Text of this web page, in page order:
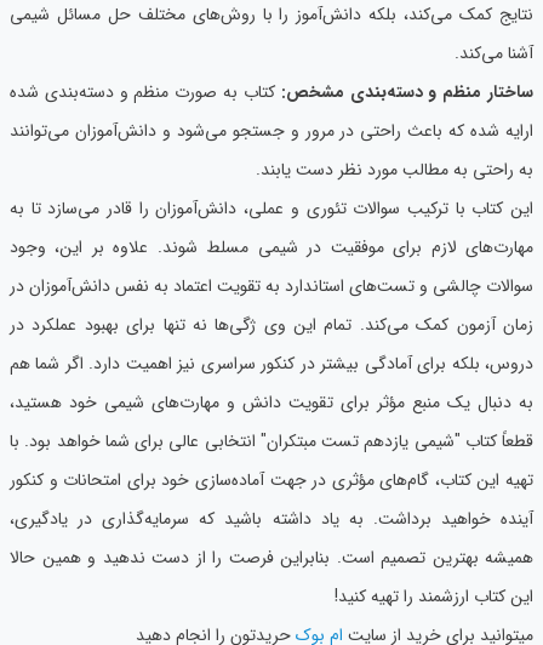
نتایج کمک می‌کند، بلکه دانش‌آموز را با روش‌های مختلف حل مسائل شیمی
آشنا می‌کند.
ساختار منظم و دسته‌بندی مشخص: کتاب به صورت منظم و دسته‌بندی شده
ارایه شده که باعث راحتی در مرور و جستجو می‌شود و دانش‌آموزان می‌توانند
به راحتی به مطالب مورد نظر دست یابند.
این کتاب با ترکیب سوالات تئوری و عملی، دانش‌آموزان را قادر می‌سازد تا به
مهارت‌های لازم برای موفقیت در شیمی مسلط شوند. علاوه بر این، وجود
سوالات چالشی و تست‌های استاندارد به تقویت اعتماد به نفس دانش‌آموزان در
زمان آزمون کمک می‌کند. تمام این وی ژگی‌ها نه تنها برای بهبود عملکرد در
دروس، بلکه برای آمادگی بیشتر در کنکور سراسری نیز اهمیت دارد. اگر شما هم
به دنبال یک منبع مؤثر برای تقویت دانش و مهارت‌های شیمی خود هستید،
قطعاً کتاب "شیمی یازدهم تست مبتکران" انتخابی عالی برای شما خواهد بود. با
تهیه این کتاب، گام‌های مؤثری در جهت آماده‌سازی خود برای امتحانات و کنکور
آینده خواهید برداشت. به یاد داشته باشید که سرمایه‌گذاری در یادگیری،
همیشه بهترین تصمیم است. بنابراین فرصت را از دست ندهید و همین حالا
این کتاب ارزشمند را تهیه کنید!
میتوانید برای خرید از سایت ام بوکحریدتون را انجام دهید